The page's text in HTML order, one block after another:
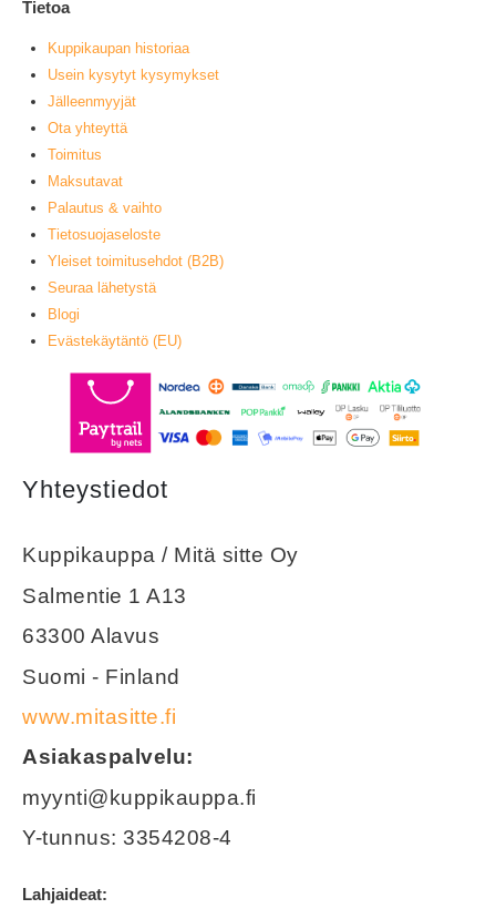
Tietoa
Kuppikaupan historiaa
Usein kysytyt kysymykset
Jälleenmyyjät
Ota yhteyttä
Toimitus
Maksutavat
Palautus & vaihto
Tietosuojaseloste
Yleiset toimitusehdot (B2B)
Seuraa lähetystä
Blogi
Evästekäytäntö (EU)
Yhteystiedot
Kuppikauppa / Mitä sitte Oy
Salmentie 1 A13
63300 Alavus
Suomi - Finland
www.mitasitte.fi
Asiakaspalvelu:
myynti@kuppikauppa.fi
Y-tunnus: 3354208-4
Lahjaideat: